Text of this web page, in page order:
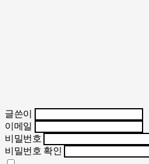
글쓴이
이메일
비밀번호
비밀번호 확인